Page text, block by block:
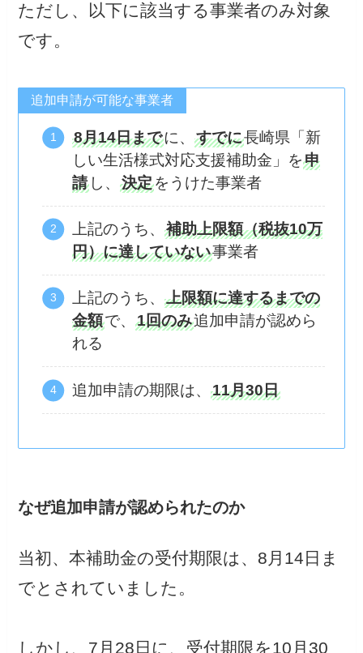
ただし、以下に該当する事業者のみ対象
です。
追加申請が可能な事業者
8月14日までに、すでに長崎県「新
しい生活様式対応支援補助金」を申
請 し、決定をうけた事業者
上記のうち、補助上限額（税抜10万
円）に達していない事業者
上記のうち、上限額に達するまでの
金額で、1回のみ追加申請が認めら
れる
追加申請の期限は、11月30日
なぜ追加申請が認められたのか
当初、本補助金の受付期限は、8月14日ま
でとされていました。
しかし、7月28日に、受付期限を10月30